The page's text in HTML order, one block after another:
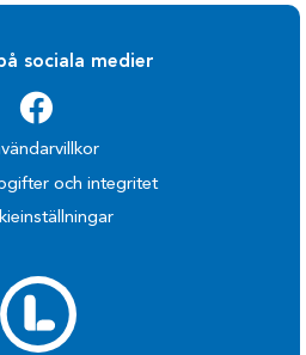
sociala medier
och integritet